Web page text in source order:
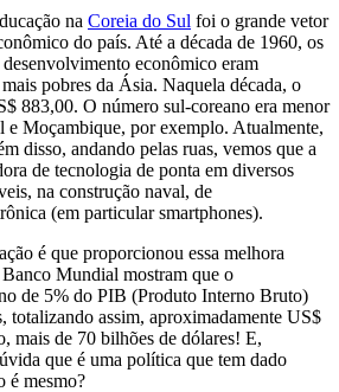
na Coreia do Sul foi o grande vetor
do país. Até a década de 1960, os
econômico eram
pobres da Ásia. Naquela década, o
883,00. O número sul-coreano era menor
e Moçambique, por exemplo. Atualmente,
disso, andando pelas ruas, vemos que a
de tecnologia de ponta em diversos
na construção naval, de
(em particular smartphones).
é que proporcionou essa melhora
Mundial mostram que o
de 5% do PIB (Produto Interno Bruto)
totalizando assim, aproximadamente US$
mais de 70 bilhões de dólares! E,
que é uma política que tem dado
é mesmo?